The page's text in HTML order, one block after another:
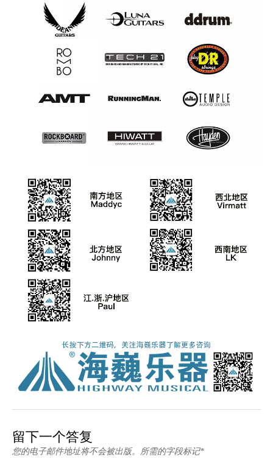
留下一个答复
您的电子邮件地址将不会被出版。所需的字段标记*